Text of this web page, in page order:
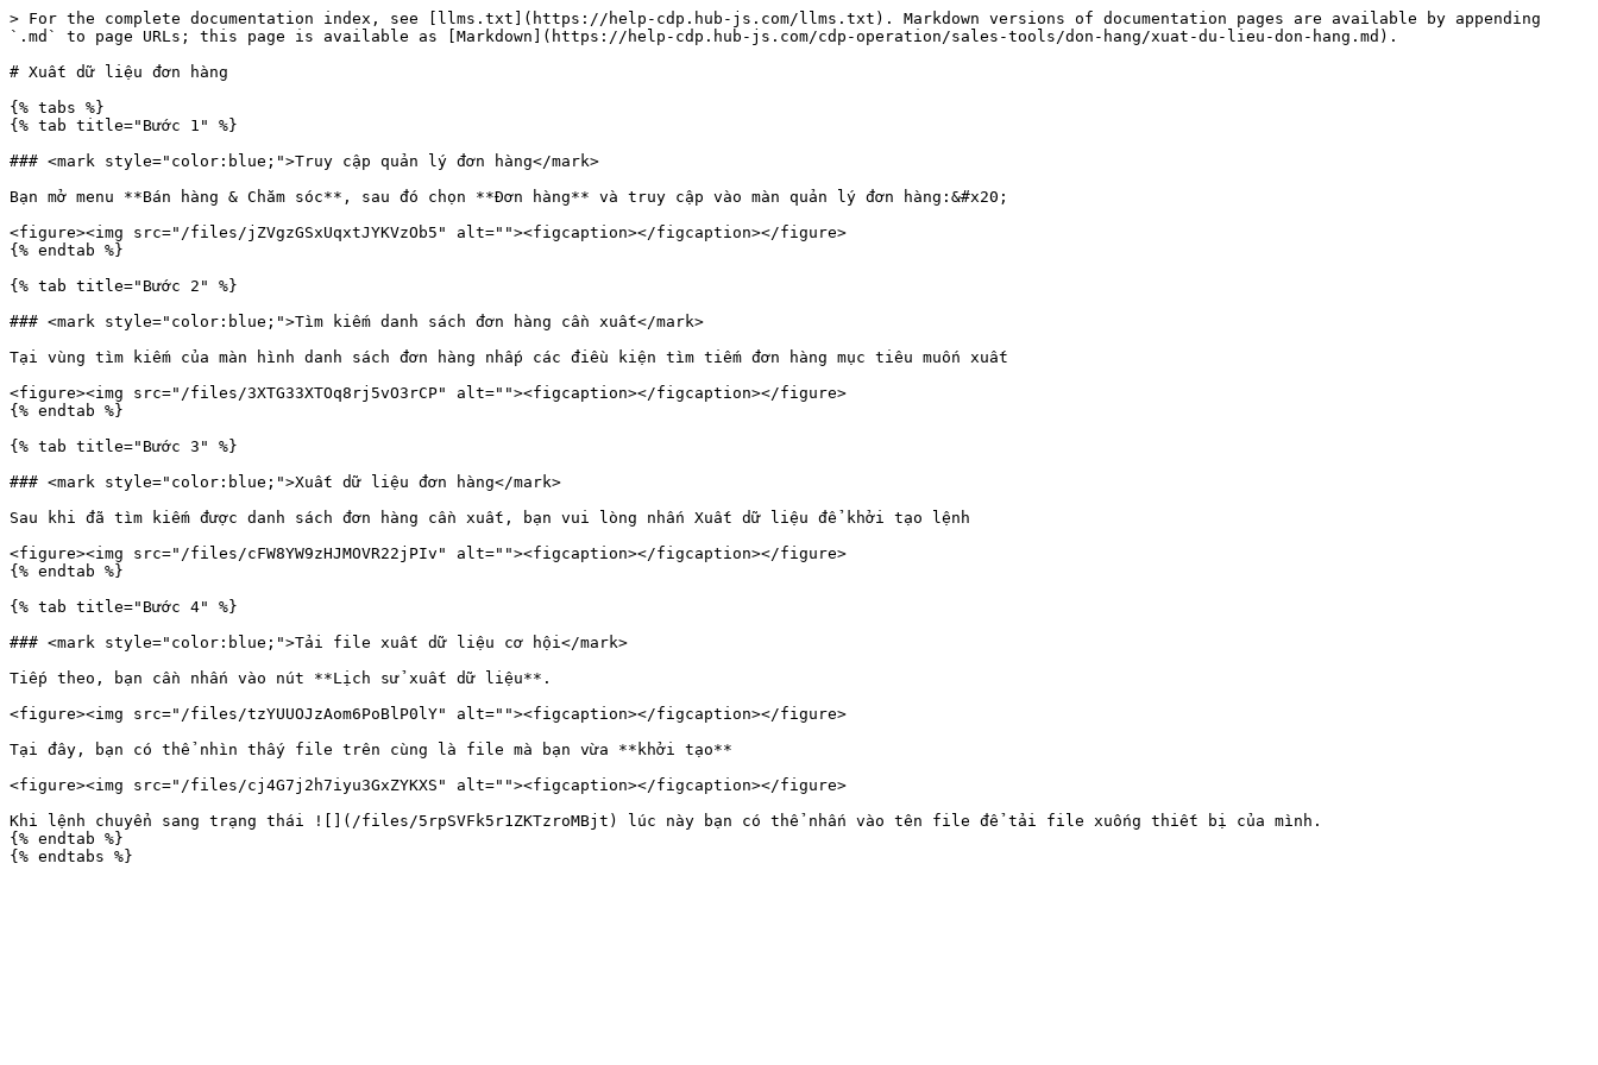
> For the complete documentation index, see [llms.txt](https://help-cdp.hub-js.com/llms.txt). Markdown versions of documentation pages are available by appending
`.md` to page URLs; this page is available as [Markdown](https://help-cdp.hub-js.com/cdp-operation/sales-tools/don-hang/xuat-du-lieu-don-hang.md).
# Xuất dữ liệu đơn hàng
{% tabs %}
{% tab title="Bước 1" %}
### <mark style="color:blue;">Truy cập quản lý đơn hàng</mark>
Bạn mở menu **Bán hàng & Chăm sóc**, sau đó chọn **Đơn hàng** và truy cập vào màn quản lý đơn hàng:&#x20;
<figure><img src="/files/jZVgzGSxUqxtJYKVzOb5" alt=""><figcaption></figcaption></figure>
{% endtab %}
{% tab title="Bước 2" %}
### <mark style="color:blue;">Tìm kiếm danh sách đơn hàng cần xuất</mark>
Tại vùng tìm kiếm của màn hình danh sách đơn hàng nhấp các điều kiện tìm tiếm đơn hàng mục tiêu muốn xuất
<figure><img src="/files/3XTG33XTOq8rj5vO3rCP" alt=""><figcaption></figcaption></figure>
{% endtab %}
{% tab title="Bước 3" %}
### <mark style="color:blue;">Xuất dữ liệu đơn hàng</mark>
Sau khi đã tìm kiếm được danh sách đơn hàng cần xuất, bạn vui lòng nhấn Xuất dữ liệu để khởi tạo lệnh
<figure><img src="/files/cFW8YW9zHJMOVR22jPIv" alt=""><figcaption></figcaption></figure>
{% endtab %}
{% tab title="Bước 4" %}
### <mark style="color:blue;">Tải file xuất dữ liệu cơ hội</mark>
Tiếp theo, bạn cần nhấn vào nút **Lịch sử xuất dữ liệu**.
<figure><img src="/files/tzYUUOJzAom6PoBlP0lY" alt=""><figcaption></figcaption></figure>
Tại đây, bạn có thể nhìn thấy file trên cùng là file mà bạn vừa **khởi tạo**
<figure><img src="/files/cj4G7j2h7iyu3GxZYKXS" alt=""><figcaption></figcaption></figure>
Khi lệnh chuyển sang trạng thái ![](/files/5rpSVFk5r1ZKTzroMBjt) lúc này bạn có thể nhấn vào tên file để tải file xuống thiết bị của mình.
{% endtab %}